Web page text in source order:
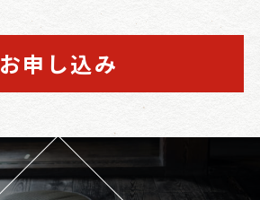
お申し込み